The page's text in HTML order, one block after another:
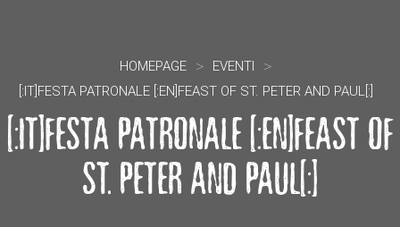
SAPORI TIPICI
ARTE E CULTURA
COMMERCIO
DINTORNI
CONTATTI
HOMEPAGE > EVENTI >
[:IT]FESTA PATRONALE [:EN]FEAST OF ST. PETER AND PAUL[:]
[:IT]FESTA PATRONALE [:EN]FEAST OF
ST. PETER AND PAUL[:]